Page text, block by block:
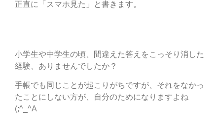
正直に「スマホ見た」と書きます。
小学生や中学生の頃、間違えた答えをこっそり消した
経験、ありませんでしたか？
手帳でも同じことが起こりがちですが、それをなかっ
たことにしない方が、自分のためになりますよね
(;^_^A